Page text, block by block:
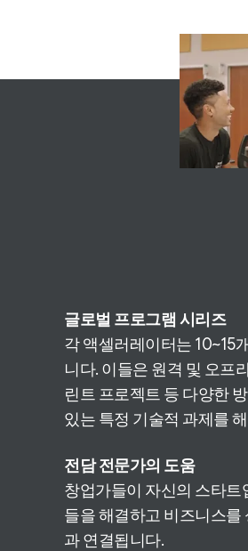
글로벌 프로그램 시리즈
각 액셀러레이터는 10~15
니다. 이들은 원격 및 오프
린트 프로젝트 등 다양한
있는 특정 기술적 과제를
전담 전문가의 도움
창업가들이 자신의 스타트
들을 해결하고 비즈니스
과 연결됩니다.